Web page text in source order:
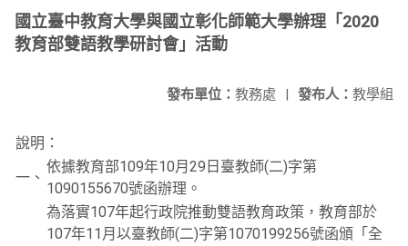
國立臺中教育大學與國立彰化師範大學辦理「2020
教育部雙語教學研討會」活動
發布人： 教學組
發布單位： 教務處 |
說明：
一、
依據教育部109年10月29日臺教師(二)字第
1090155670號函辦理。
為落實107年起行政院推動雙語教育政策，教育部於
107年11月以臺教師(二)字第1070199256號函頒「全